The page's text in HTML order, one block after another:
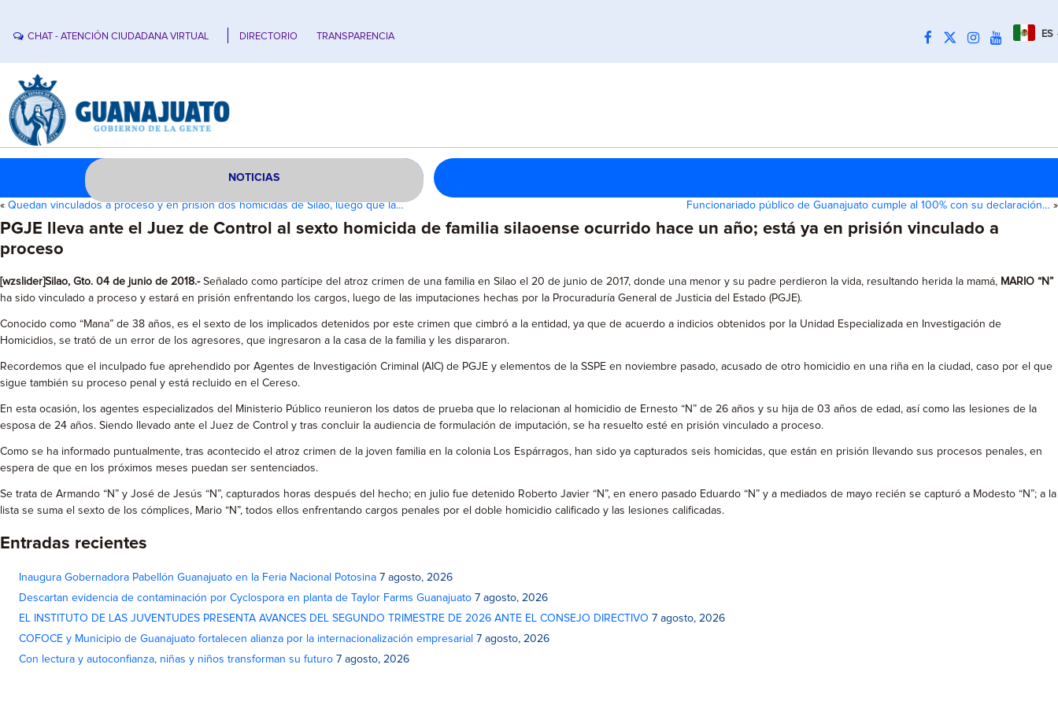
CHAT - ATENCIÓN CIUDADANA VIRTUAL DIRECTORIO TRANSPARENCIA ES
NOTICIAS
« Quedan vinculados a proceso y en prisión dos homicidas de Silao, luego que la… Funcionariado público de Guanajuato cumple al 100% con su declaración… »
PGJE lleva ante el Juez de Control al sexto homicida de familia silaoense ocurrido hace un año; está ya en prisión vinculado a
proceso
[wzslider]Silao, Gto. 04 de junio de 2018.-Señalado como partícipe del atroz crimen de una familia en Silao el 20 de junio de 2017, donde una menor y su padre perdieron la vida, resultando herida la mamá, MARIO “N”
ha sido vinculado a proceso y estará en prisión enfrentando los cargos, luego de las imputaciones hechas por la Procuraduría General de Justicia del Estado (PGJE).
Conocido como “Mana” de 38 años, es el sexto de los implicados detenidos por este crimen que cimbró a la entidad, ya que de acuerdo a indicios obtenidos por la Unidad Especializada en Investigación de
Homicidios, se trató de un error de los agresores, que ingresaron a la casa de la familia y les dispararon.
Recordemos que el inculpado fue aprehendido por Agentes de Investigación Criminal (AIC) de PGJE y elementos de la SSPE en noviembre pasado, acusado de otro homicidio en una riña en la ciudad, caso por el que
sigue también su proceso penal y está recluido en el Cereso.
En esta ocasión, los agentes especializados del Ministerio Público reunieron los datos de prueba que lo relacionan al homicidio de Ernesto “N” de 26 años y su hija de 03 años de edad, así como las lesiones de la
esposa de 24 años. Siendo llevado ante el Juez de Control y tras concluir la audiencia de formulación de imputación, se ha resuelto esté en prisión vinculado a proceso.
Como se ha informado puntualmente, tras acontecido el atroz crimen de la joven familia en la colonia Los Espárragos, han sido ya capturados seis homicidas, que están en prisión llevando sus procesos penales, en
espera de que en los próximos meses puedan ser sentenciados.
Se trata de Armando “N” y José de Jesús “N”, capturados horas después del hecho; en julio fue detenido Roberto Javier “N”, en enero pasado Eduardo “N” y a mediados de mayo recién se capturó a Modesto “N”; a la
lista se suma el sexto de los cómplices, Mario “N”, todos ellos enfrentando cargos penales por el doble homicidio calificado y las lesiones calificadas.
Entradas recientes
Inaugura Gobernadora Pabellón Guanajuato en la Feria Nacional Potosina 7 agosto, 2026
Descartan evidencia de contaminación por Cyclospora en planta de Taylor Farms Guanajuato 7 agosto, 2026
EL INSTITUTO DE LAS JUVENTUDES PRESENTA AVANCES DEL SEGUNDO TRIMESTRE DE 2026 ANTE EL CONSEJO DIRECTIVO 7 agosto, 2026
COFOCE y Municipio de Guanajuato fortalecen alianza por la internacionalización empresarial 7 agosto, 2026
Con lectura y autoconfianza, niñas y niños transforman su futuro 7 agosto, 2026